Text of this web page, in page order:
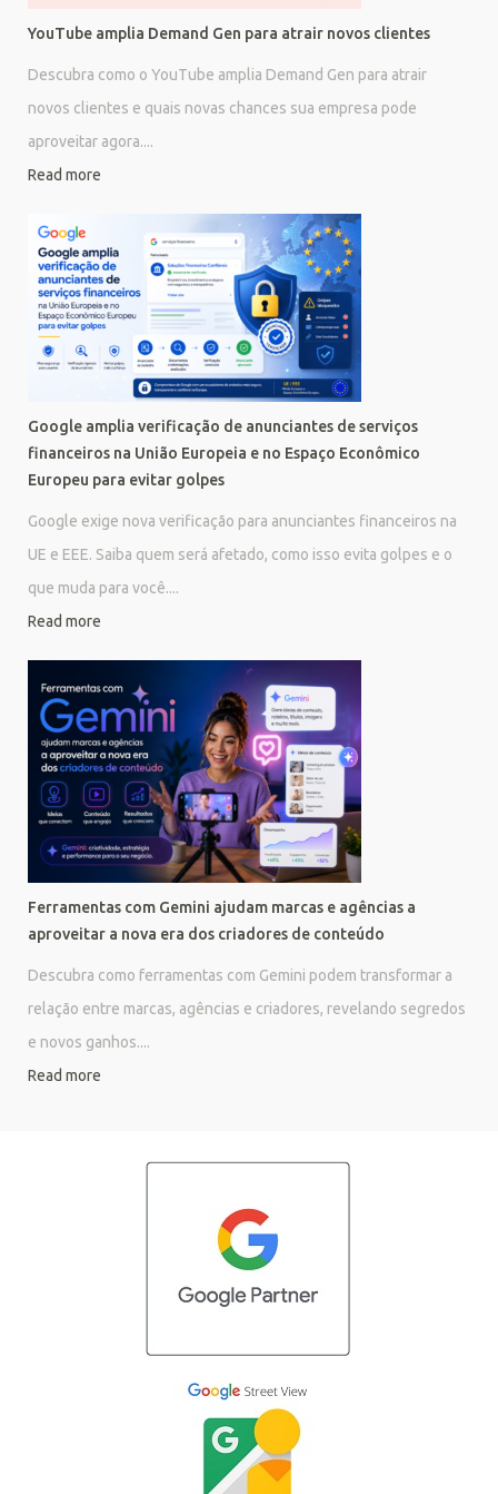
YouTube amplia Demand Gen para atrair novos clientes
Descubra como o YouTube amplia Demand Gen para atrair
novos clientes e quais novas chances sua empresa pode
aproveitar agora....
Read more
Google amplia verificação de anunciantes de serviços
financeiros na União Europeia e no Espaço Econômico
Europeu para evitar golpes
Google exige nova verificação para anunciantes financeiros na
UE e EEE. Saiba quem será afetado, como isso evita golpes e o
que muda para você....
Read more
Ferramentas com Gemini ajudam marcas e agências a
aproveitar a nova era dos criadores de conteúdo
Descubra como ferramentas com Gemini podem transformar a
relação entre marcas, agências e criadores, revelando segredos
e novos ganhos....
Read more